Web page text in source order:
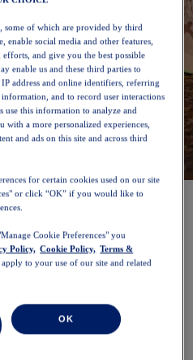
Osta nyt
some of which are provided by third
enable social media and other features,
and give you the best possible
enable us and these third parties to
address and online identifiers, referring
and to record user interactions
use this information to analyze and
a more personalized experiences,
and ads on this site and across third
for certain cookies used on our site
or click “OK” if you would like to
Cookie Preferences" you
Policy, Cookie Policy, Terms &
to your use of our site and related
OK